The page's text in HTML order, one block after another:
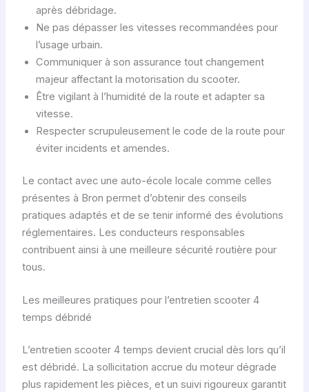
après débridage.
Ne pas dépasser les vitesses recommandées pour
l’usage urbain.
Communiquer à son assurance tout changement
majeur affectant la motorisation du scooter.
Être vigilant à l’humidité de la route et adapter sa
vitesse.
Respecter scrupuleusement le code de la route pour
éviter incidents et amendes.
Le contact avec une auto-école locale comme celles
présentes à Bron permet d’obtenir des conseils
pratiques adaptés et de se tenir informé des évolutions
réglementaires. Les conducteurs responsables
contribuent ainsi à une meilleure sécurité routière pour
tous.
Les meilleures pratiques pour l’entretien scooter 4
temps débridé
L’entretien scooter 4 temps devient crucial dès lors qu’il
est débridé. La sollicitation accrue du moteur dégrade
plus rapidement les pièces, et un suivi rigoureux garantit